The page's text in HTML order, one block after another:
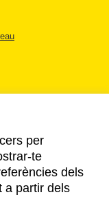
per
te
dels
a partir dels